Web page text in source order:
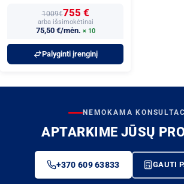
1009€755 €
arba išsimokėtinai
75,50 €/mėn. × 10
Palyginti įrenginį
NEMOKAMA
APTARKIME JŪSŲ
+370 609 63833 GAUTI